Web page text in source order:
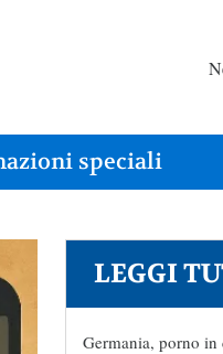
speciali
LEGGI
Germania, porno in